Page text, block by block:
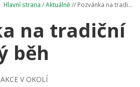
Hlavní strana /Aktuálně // Pozvánka na tradi...
na tradiční
běh
AKCE V OKOLÍ